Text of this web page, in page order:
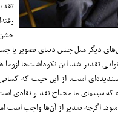
دیگر مثل جشن دنیای تصویر یا
تقدیر شد. این نکوداشت‌ها
است. از این حیث که
سینمای ما محتاج نقد و نقادی
شود. اگرچه تقدیر از آن‌ها